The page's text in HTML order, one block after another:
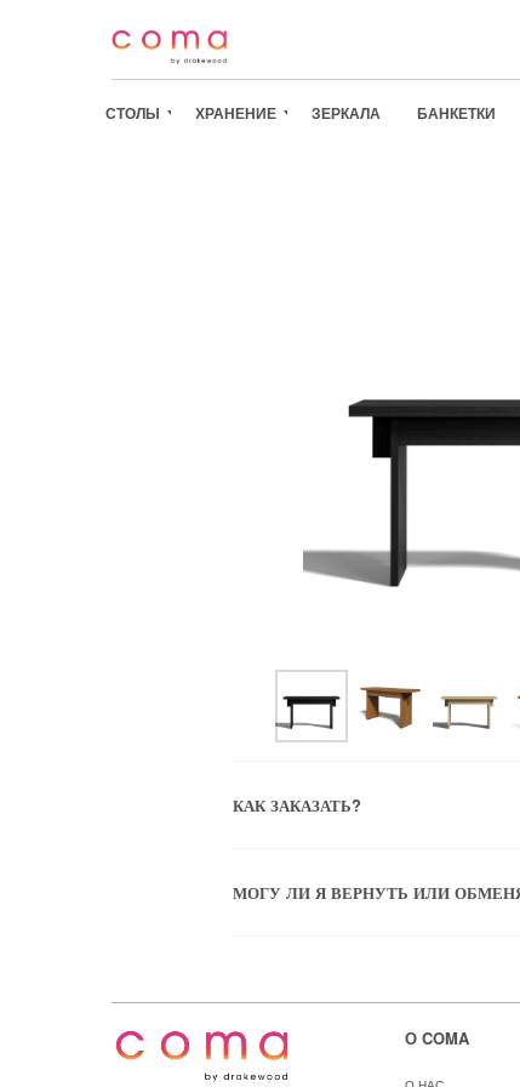
СТОЛЫ ХРАНЕНИЕ ЗЕРКАЛА БАНКЕТКИ
СТОЛЫ ХРАНЕНИЕ/ ЗЕРКАЛА/ БАНКЕТКИ/ ШКАФЫ
КАК ЗАКАЗАТЬ?
МОГУ ЛИ Я ВЕРНУТЬ ИЛИ
О COMA